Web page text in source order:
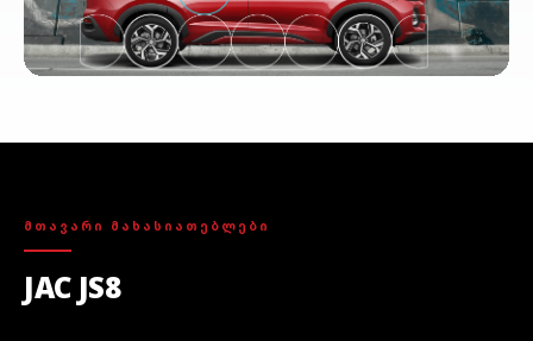
ᲛᲗᲐᲕᲐᲠᲘ ᲛᲐᲮᲐᲡᲘᲐᲗᲔᲑᲚᲔᲑᲘ
JAC JS8